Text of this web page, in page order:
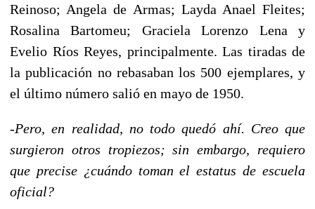
Reinoso; Angela de Armas; Layda Anael Fleites;
Rosalina Bartomeu; Graciela Lorenzo Lena y
Evelio Ríos Reyes, principalmente. Las tiradas de
la publicación no rebasaban los 500 ejemplares, y
el último número salió en mayo de 1950.
-Pero, en realidad, no todo quedó ahí. Creo que
surgieron otros tropiezos; sin embargo, requiero
que precise ¿cuándo toman el estatus de escuela
oficial?